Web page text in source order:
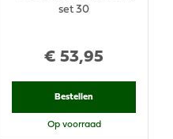
€ 53,95
set 30
Bestellen
Op voorraad